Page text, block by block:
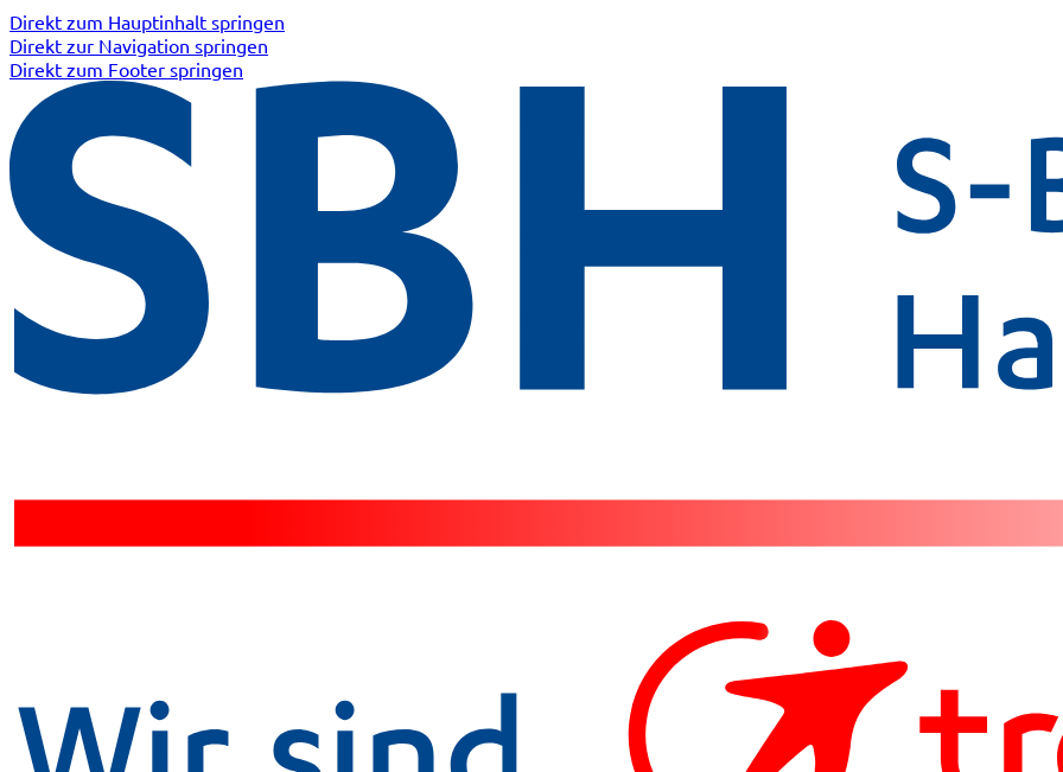
Direkt zum Hauptinhalt springen
Direkt zur Navigation springen
Direkt zum Footer springen